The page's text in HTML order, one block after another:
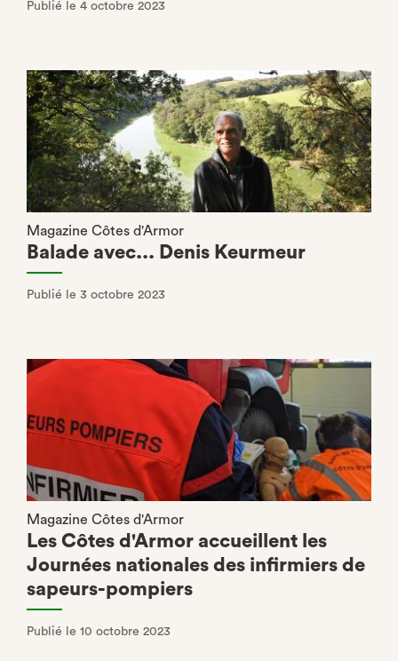
Publié le 4 octobre 2023
Magazine Côtes d'Armor
Balade avec... Denis Keurmeur
Publié le 3 octobre 2023
Magazine Côtes d'Armor
Les Côtes d'Armor accueillent les
Journées nationales des infirmiers de
sapeurs-pompiers
Publié le 10 octobre 2023